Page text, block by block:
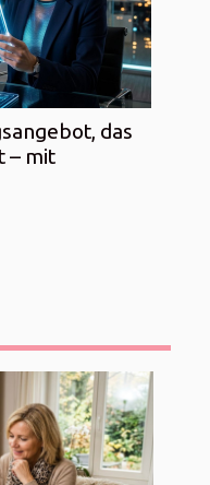
das
– mit